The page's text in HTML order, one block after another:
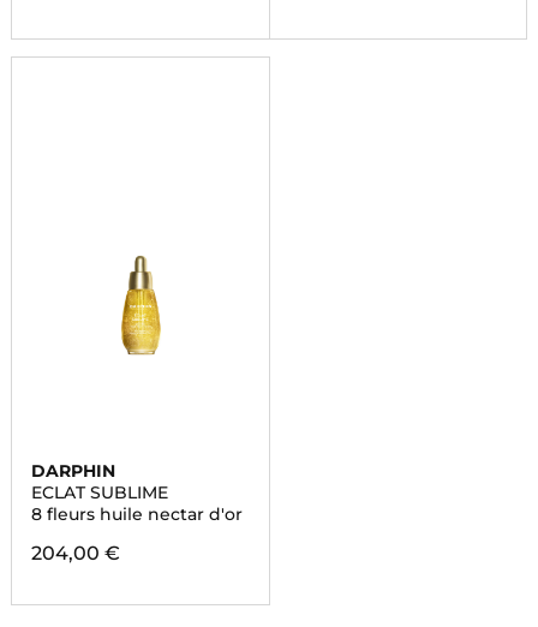
DARPHIN
ECLAT SUBLIME
8 fleurs huile nectar d'or
204,00 €